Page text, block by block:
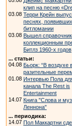
клип на песню
03.08 Терри Крейн
песнях,
битломании
03.08 Вышел
коллекционным
Битлз 1960-х годов
... статьи:
04.08 Бьорк: “В воздухе
разительные
01.08 Интервью Пола
канала The Rest is
Entertainment
14.07 Книга "Слова и
Леннона"
... периодика:
14.07 Пол Маккартни